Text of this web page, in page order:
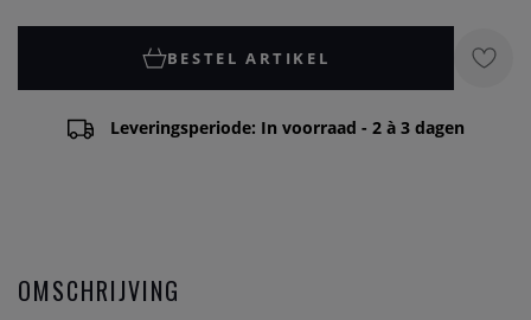
BESTEL ARTIKEL
Leveringsperiode: In voorraad - 2 à 3 dagen
OMSCHRIJVING